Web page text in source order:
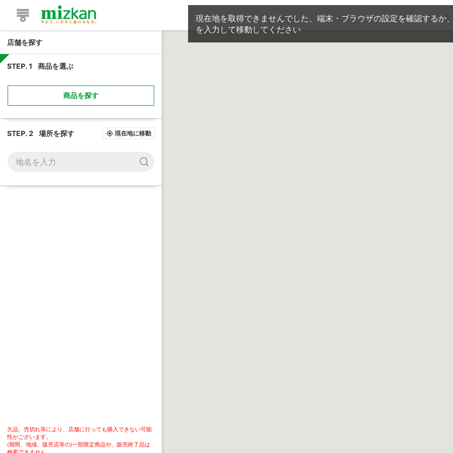
店舗を探す
STEP. 1 商品を選ぶ
商品を探す
STEP. 2 場所を探す my_location 現在地に移動
欠品、売切れ等により、店舗に行っても購入できない可能
性がございます。
(期間、地域、販売店等の)一部限定商品や、販売終了品は
現在地を取得できませんでした、端末・ブラウザの設定を確認するか
を入力して移動してください